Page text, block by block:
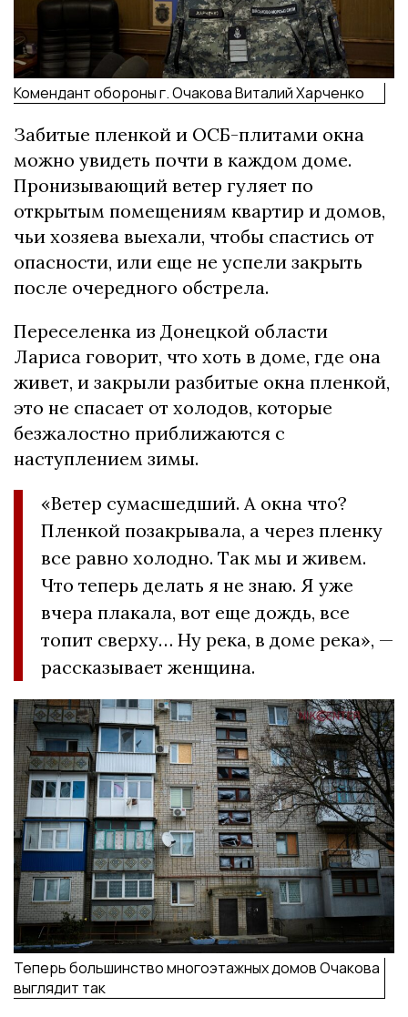
Комендант обороны г. Очакова Виталий Харченко
Забитые пленкой и ОСБ-плитами окна
можно увидеть почти в каждом доме.
Пронизывающий ветер гуляет по
открытым помещениям квартир и домов,
чьи хозяева выехали, чтобы спастись от
опасности, или еще не успели закрыть
после очередного обстрела.
Переселенка из Донецкой области
Лариса говорит, что хоть в доме, где она
живет, и закрыли разбитые окна пленкой,
это не спасает от холодов, которые
безжалостно приближаются с
наступлением зимы.
«Ветер сумасшедший. А окна что?
Пленкой позакрывала, а через пленку
все равно холодно. Так мы и живем.
Что теперь делать я не знаю. Я уже
вчера плакала, вот еще дождь, все
топит сверху… Ну река, в доме река», —
рассказывает женщина.
Теперь большинство многоэтажных домов Очакова
выглядит так